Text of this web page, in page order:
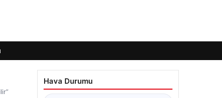
Hava Durumu